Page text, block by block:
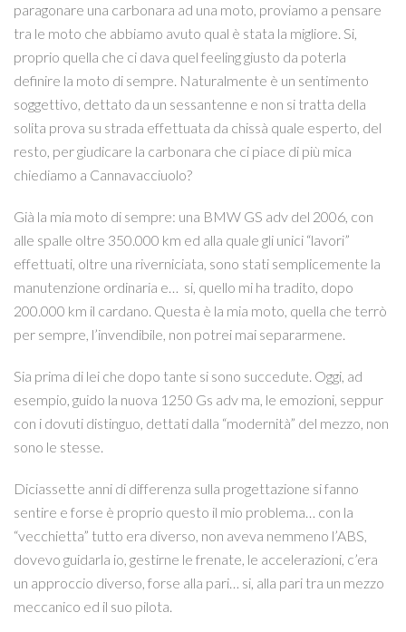
paragonare una carbonara ad una moto, proviamo a pensare
tra le moto che abbiamo avuto qual è stata la migliore. Si,
proprio quella che ci dava quel feeling giusto da poterla
definire la moto di sempre. Naturalmente è un sentimento
soggettivo, dettato da un sessantenne e non si tratta della
solita prova su strada effettuata da chissà quale esperto, del
resto, per giudicare la carbonara che ci piace di più mica
chiediamo a Cannavacciuolo?
Già la mia moto di sempre: una BMW GS adv del 2006, con
alle spalle oltre 350.000 km ed alla quale gli unici “lavori”
effettuati, oltre una riverniciata, sono stati semplicemente la
manutenzione ordinaria e… si, quello mi ha tradito, dopo
200.000 km il cardano. Questa è la mia moto, quella che terrò
per sempre, l’invendibile, non potrei mai separarmene.
Sia prima di lei che dopo tante si sono succedute. Oggi, ad
esempio, guido la nuova 1250 Gs adv ma, le emozioni, seppur
con i dovuti distinguo, dettati dalla “modernità” del mezzo, non
sono le stesse.
Diciassette anni di differenza sulla progettazione si fanno
sentire e forse è proprio questo il mio problema… con la
“vecchietta” tutto era diverso, non aveva nemmeno l’ABS,
dovevo guidarla io, gestirne le frenate, le accelerazioni, c’era
un approccio diverso, forse alla pari… si, alla pari tra un mezzo
meccanico ed il suo pilota.